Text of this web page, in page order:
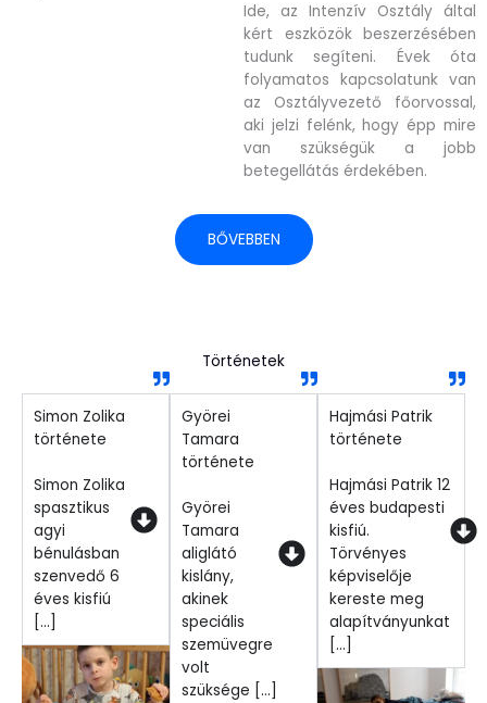
Ide, az Intenzív Osztály által
kért eszközök beszerzésében
tudunk segíteni. Évek óta
folyamatos kapcsolatunk van
az Osztályvezető főorvossal,
aki jelzi felénk, hogy épp mire
van szükségük a jobb
betegellátás érdekében.
BŐVEBBEN
Történetek
Simon Zolika
története
Simon Zolika
spasztikus
agyi
bénulásban
szenvedő 6
éves kisfiú
[...]
Györei
Tamara
története
Györei
Tamara
aliglátó
kislány,
akinek
speciális
szemüvegre
volt
szüksége [...]
Hajmási Patrik
története
Hajmási Patrik 12
éves budapesti
kisfiú.
Törvényes
képviselője
kereste meg
alapítványunkat
[...]